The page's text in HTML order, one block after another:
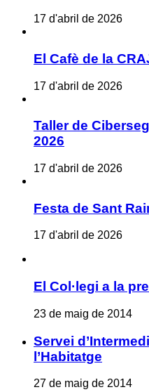
17 d'abril de 2026
El Cafè de la
17 d'abril de 2026
Taller de
2026
17 d'abril de 2026
Festa de Sant
17 d'abril de 2026
El Col·legi a la
23 de maig de 2014
Servei
l’Habitatge
27 de maig de 2014